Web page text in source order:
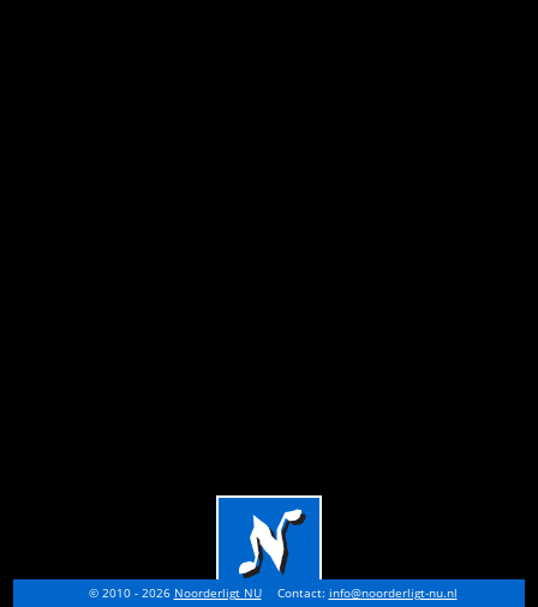
© 2010 - 2026 Noorderligt NU Contact: info@noorderligt-nu.nl